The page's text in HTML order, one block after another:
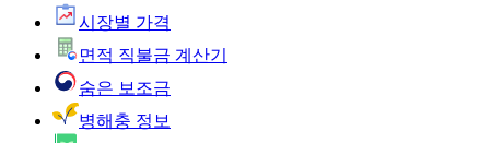
시장별 가격
면적 직불금 계산기
숨은 보조금
병해충 정보